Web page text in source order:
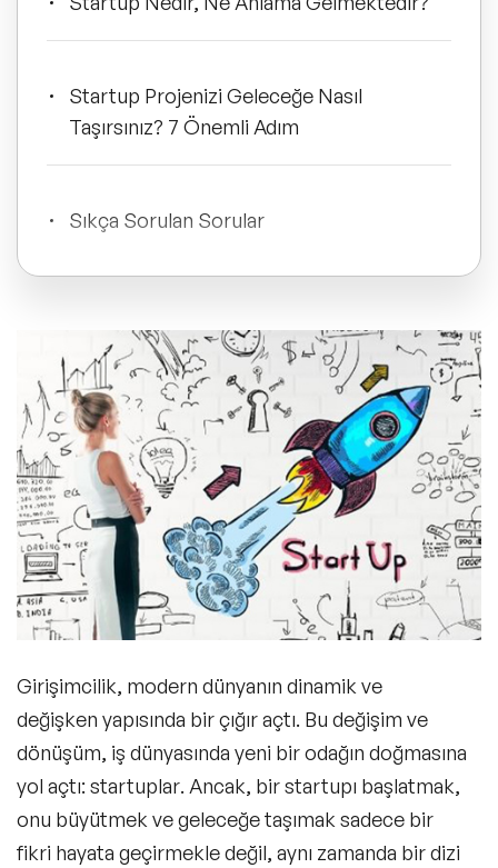
Mizah Konuşmacıları
Tüm Konular
Trend Konular
🔥 Global Konuşmacılar
🔥 Motivasyon Konuşmacıları
🔥 Liderlik Konuşmacıları
🔥 Ekonomi Konuşmacıları
🔥 Yapay Zeka Konuşmacıları
Startup Projenizi Geleceğe Nasıl
Taşırsınız? 7 Önemli Adım
Sıkça Sorulan Sorular
Girişimcilik, modern dünyanın dinamik ve
değişken yapısında bir çığır açtı. Bu değişim ve
dönüşüm, iş dünyasında yeni bir odağın doğmasına
yol açtı: startuplar. Ancak, bir startupı başlatmak,
onu büyütmek ve geleceğe taşımak sadece bir
fikri hayata geçirmekle değil, aynı zamanda bir dizi